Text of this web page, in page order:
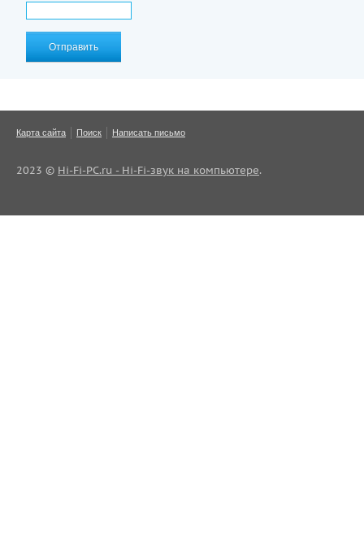
Отправить
Карта сайта Поиск Написать письмо
2023 © Hi-Fi-PC.ru - Hi-Fi-звук на компьютере.